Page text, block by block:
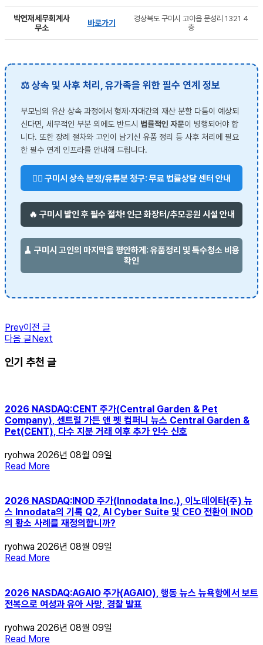
박연재세무회계사
무소
바로가기
경상북도 구미시 고아읍 문성리 1321 4
층
⚖️ 상속 및 사후 처리, 유가족을 위한 필수 연계 정보
부모님의 유산 상속 과정에서 형제·자매간의 재산 분할 다툼이 예상되
신다면, 세무적인 부분 외에도 반드시 법률적인 자문이 병행되어야 합
니다. 또한 장례 절차와 고인이 남기신 유품 정리 등 사후 처리에 필요
한 필수 연계 인프라를 안내해 드립니다.
👨‍⚖️ 구미시 상속 분쟁/유류분 청구: 무료 법률상담 센터 안내
🔥 구미시 발인 후 필수 절차! 인근 화장터/추모공원 시설 안내
🧹 구미시 고인의 마지막을 평안하게: 유품정리 및 특수청소 비용
확인
Prev이전 글
다음 글Next
인기 추천 글
2026 NASDAQ:CENT 주가(Central Garden & Pet
Company), 센트럴 가든 앤 펫 컴퍼니 뉴스 Central Garden &
Pet(CENT), 다수 지분 거래 이후 추가 인수 신호
ryohwa 2026년 08월 09일
Read More
2026 NASDAQ:INOD 주가(Innodata Inc.), 이노데이타(주) 뉴
스 Innodata의 기록 Q2, AI Cyber ​​Suite 및 CEO 전환이 INOD
의 황소 사례를 재정의합니까?
ryohwa 2026년 08월 09일
Read More
2026 NASDAQ:AGAIO 주가(AGAIO), 행동 뉴스 뉴욕항에서 보트
전복으로 여성과 유아 사망, 경찰 발표
ryohwa 2026년 08월 09일
Read More